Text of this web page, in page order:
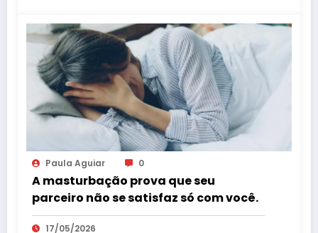
Paula Aguiar 0
A masturbação prova que seu
parceiro não se satisfaz só com você.
17/05/2026